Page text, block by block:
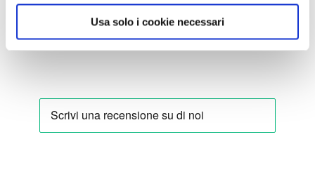
Usa solo i cookie necessari